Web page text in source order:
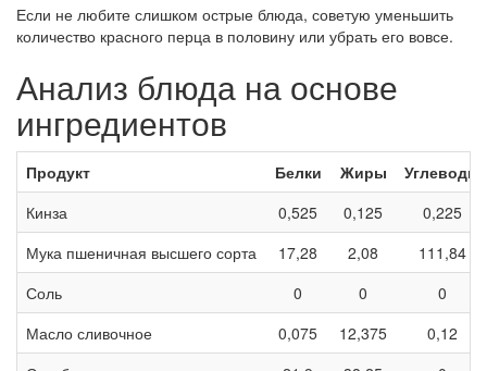
Если не любите слишком острые блюда, советую уменьшить
количество красного перца в половину или убрать его вовсе.
Анализ блюда на основе
ингредиентов
Продукт Белки Жиры
Углеводы
Кинза
0,525 0,125
0,225
Мука пшеничная высшего сорта
17,28 2,08
111,84
Соль
0 0
0
Масло сливочное
0,075 12,375
0,12